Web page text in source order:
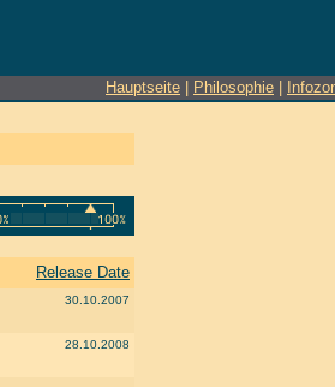
Hauptseite Philosophie
Release Date
30.10.2007
28.10.2008